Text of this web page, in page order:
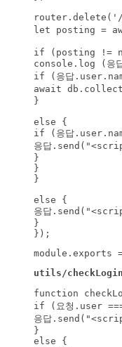
router.delete('/
let posting =
if (posting !=
console.log (응
if (응답
await
}
else {
if (응답
응답
}
}
}
else {
응답
}
});
module.exports
utils/
function
if (요청.user
응답
}
else {